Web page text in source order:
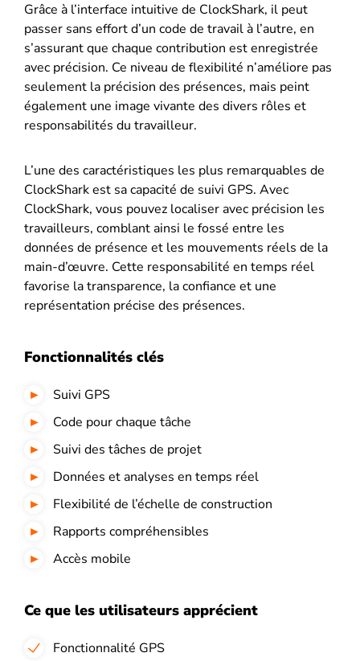
Grâce à l’interface intuitive de ClockShark, il peut
passer sans effort d’un code de travail à l’autre, en
s’assurant que chaque contribution est enregistrée
avec précision. Ce niveau de flexibilité n’améliore pas
seulement la précision des présences, mais peint
également une image vivante des divers rôles et
responsabilités du travailleur.
L’une des caractéristiques les plus remarquables de
ClockShark est sa capacité de suivi GPS. Avec
ClockShark, vous pouvez localiser avec précision les
travailleurs, comblant ainsi le fossé entre les
données de présence et les mouvements réels de la
main-d’œuvre. Cette responsabilité en temps réel
favorise la transparence, la confiance et une
représentation précise des présences.
Fonctionnalités clés
Suivi GPS
Code pour chaque tâche
Suivi des tâches de projet
Données et analyses en temps réel
Flexibilité de l’échelle de construction
Rapports compréhensibles
Accès mobile
Ce que les utilisateurs apprécient
Fonctionnalité GPS